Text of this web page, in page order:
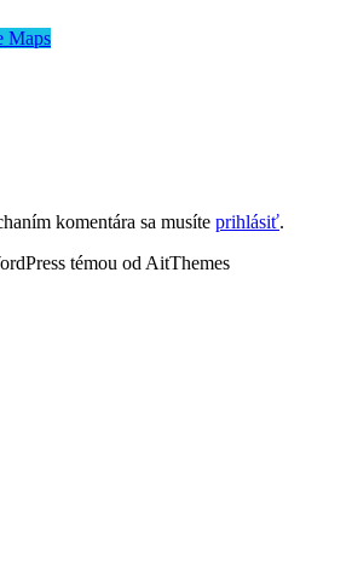
Maps
komentára sa musíte prihlásiť.
témou od AitThemes